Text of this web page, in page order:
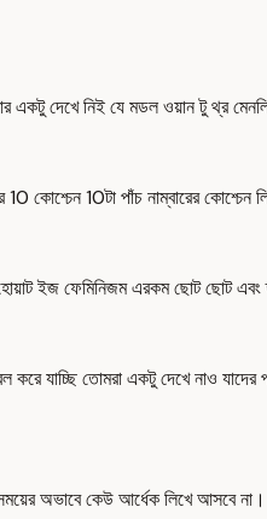
একটু দেখে নিই যে মডল ওয়ান টু থ্র
10টা পাঁচ নাম্বারের কোশ্চেন
ইজ ফেমিনিজম এরকম ছোট ছোট এবং
যাচ্ছি তোমরা একটু দেখে নাও যাদের
অভাবে কেউ আর্ধেক লিখে আসবে